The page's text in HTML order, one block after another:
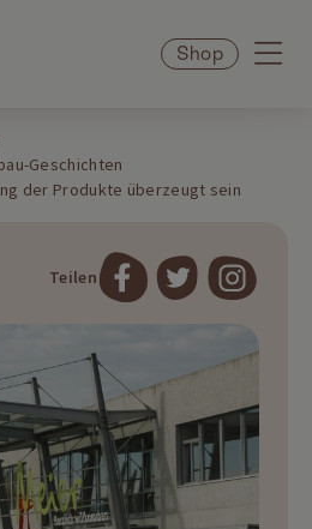
Shop
Geschichten
der Produkte überzeugt sein
Teilen